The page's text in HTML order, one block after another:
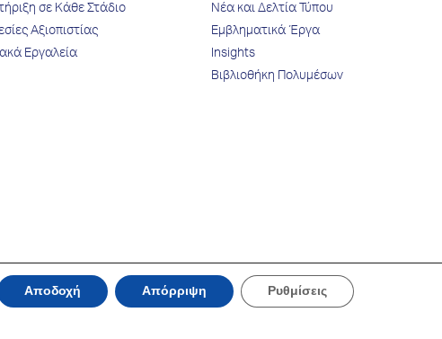
σε Κάθε Στάδιο
Αξιοπιστίας
Εργαλεία
Νέα και Δελτία Τύπου
Εμβληματικά Έργα
Insights
Βιβλιοθήκη Πολυμέσων
Αποδοχή Απόρριψη Ρυθμίσεις